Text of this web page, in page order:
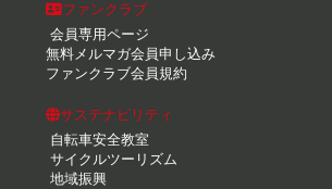
ファンクラブ
会員専用ページ
無料メルマガ会員申し込み
ファンクラブ会員規約
サステナビリティ
自転車安全教室
サイクルツーリズム
地域振興